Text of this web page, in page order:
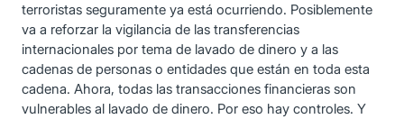
terroristas seguramente ya está ocurriendo. Posiblemente
va a reforzar la vigilancia de las transferencias
internacionales por tema de lavado de dinero y a las
cadenas de personas o entidades que están en toda esta
cadena. Ahora, todas las transacciones financieras son
vulnerables al lavado de dinero. Por eso hay controles. Y